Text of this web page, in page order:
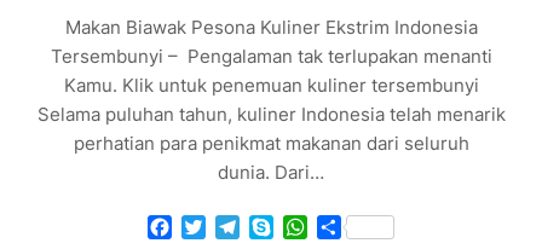
Makan Biawak Pesona Kuliner Ekstrim Indonesia
Tersembunyi – Pengalaman tak terlupakan menanti
Kamu. Klik untuk penemuan kuliner tersembunyi
Selama puluhan tahun, kuliner Indonesia telah menarik
perhatian para penikmat makanan dari seluruh
dunia. Dari…
Facebook
TwitterTelegram
SkypeWhatsApp
Share